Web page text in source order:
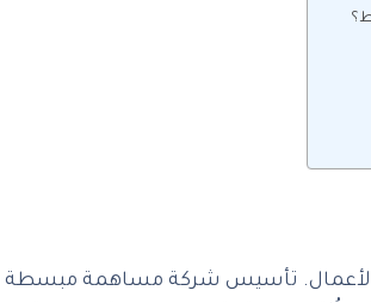
الأعمال. تأسيس شركة مساهمة